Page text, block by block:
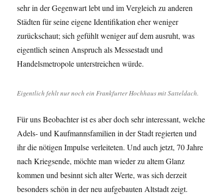
sehr in der Gegenwart lebt und im Vergleich zu anderen
Städten für seine eigene Identifikation eher weniger
zurückschaut; sich gefühlt weniger auf dem ausruht, was
eigentlich seinen Anspruch als Messestadt und
Handelsmetropole unterstreichen würde.
Eigentlich fehlt nur noch ein Frankfurter Hochhaus mit Satteldach.
Für uns Beobachter ist es aber doch sehr interessant, welche
Adels- und Kaufmannsfamilien in der Stadt regierten und
ihr die nötigen Impulse verleiteten. Und auch jetzt, 70 Jahre
nach Kriegsende, möchte man wieder zu altem Glanz
kommen und besinnt sich alter Werte, was sich derzeit
besonders schön in der neu aufgebauten Altstadt zeigt.